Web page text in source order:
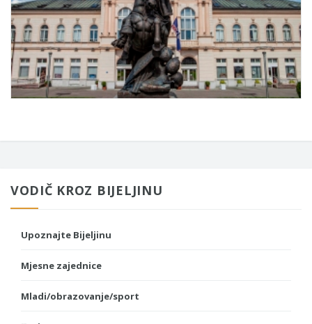
VODIČ KROZ BIJELJINU
Upoznajte Bijeljinu
Mjesne zajednice
Mladi/obrazovanje/sport